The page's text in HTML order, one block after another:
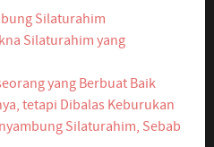
Silaturahim
Silaturahim yang
yang Berbuat Baik
tetapi Dibalas Keburukan
Silaturahim, Sebab